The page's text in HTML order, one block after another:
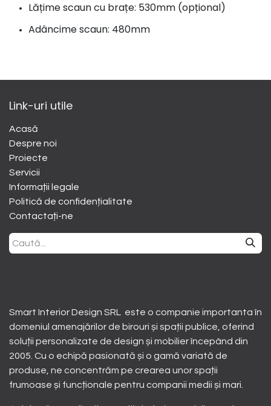
Lățime scaun cu brațe: 530mm (opțional)
Adâncime scaun: 480mm
Link-uri utile
Acasă
Despre noi
​Proiecte
Servicii
Informații legale
Politică de confidențialitate
Contactați-ne
Smart Interior Design SRL este o companie importanta în
domeniul amenajărilor de birouri și spații publice, oferind
soluții personalizate de design și mobilier începând din
2005. Cu o echipă pasionată și o gamă variată de
produse, ne concentrăm pe crearea unor spații
frumoase și funcționale pentru companii medii și mari.